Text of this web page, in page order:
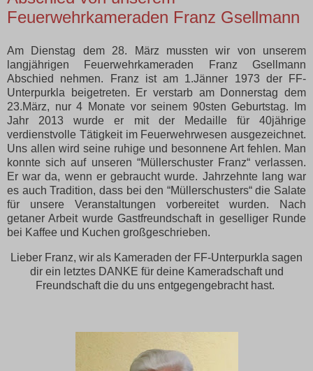
Feuerwehrkameraden Franz Gsellmann
Am Dienstag dem 28. März mussten wir von unserem
langjährigen Feuerwehrkameraden Franz Gsellmann
Abschied nehmen. Franz ist am 1.Jänner 1973 der FF-
Unterpurkla beigetreten. Er verstarb am Donnerstag dem
23.März, nur 4 Monate vor seinem 90sten Geburtstag. Im
Jahr 2013 wurde er mit der Medaille für 40jährige
verdienstvolle Tätigkeit im Feuerwehrwesen ausgezeichnet.
Uns allen wird seine ruhige und besonnene Art fehlen. Man
konnte sich auf unseren “Müllerschuster Franz“ verlassen.
Er war da, wenn er gebraucht wurde. Jahrzehnte lang war
es auch Tradition, dass bei den “Müllerschusters“ die Salate
für unsere Veranstaltungen vorbereitet wurden. Nach
getaner Arbeit wurde Gastfreundschaft in geselliger Runde
bei Kaffee und Kuchen großgeschrieben.
Lieber Franz, wir als Kameraden der FF-Unterpurkla sagen
dir ein letztes DANKE für deine Kameradschaft und
Freundschaft die du uns entgegengebracht hast.